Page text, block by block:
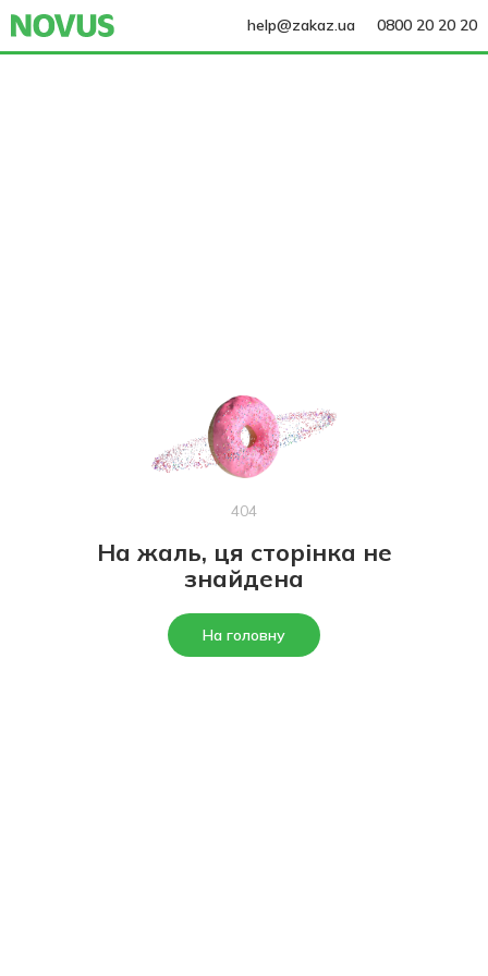
help@zakaz.ua 0800 20 20 20
404
На жаль, ця сторінка не
знайдена
На головну